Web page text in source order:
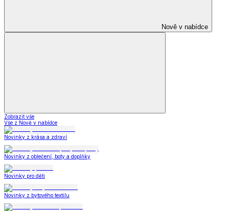
Nově v nabídce
Zobrazit vše
Vše z Nově v nabídce
Novinky z krása a zdraví
Novinky z oblečení, boty a doplňky
Novinky pro děti
Novinky z bytového textilu